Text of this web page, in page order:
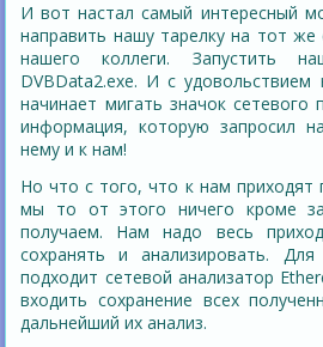
И вот настал самый интересный
направить нашу тарелку на тот
нашего коллеги. Запустить
DVBData2.exe. И с
начинает мигать значок
информация, которую запросил
нему и к нам!
Но что с того, что к нам
мы то от этого ничего кроме
получаем. Нам надо весь
сохранять и анализировать.
подходит сетевой анализатор
входить сохранение всех
дальнейший их анализ.